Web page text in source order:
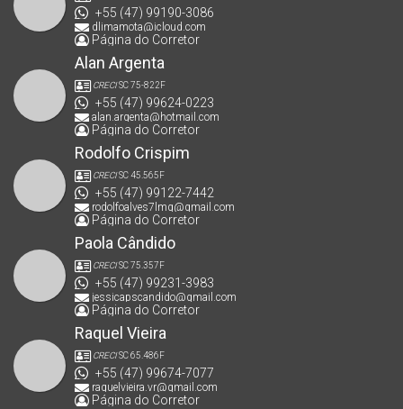
+55 (47) 99190-3086
dlimamota@icloud.com
Página do Corretor
Alan Argenta
CRECISC 75-822F
+55 (47) 99624-0223
alan.argenta@hotmail.com
Página do Corretor
Rodolfo Crispim
CRECISC 45.565F
+55 (47) 99122-7442
rodolfoalves7lmg@gmail.com
Página do Corretor
Paola Cândido
CRECISC 75.357F
+55 (47) 99231-3983
jessicapscandido@gmail.com
Página do Corretor
Raquel Vieira
CRECISC 65.486F
+55 (47) 99674-7077
raquelvieira.vr@gmail.com
Página do Corretor